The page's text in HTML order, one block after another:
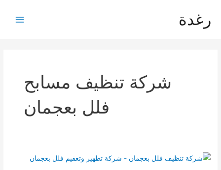
المحتوى
رغدة
شركة تنظيف مسابح
فلل بعجمان